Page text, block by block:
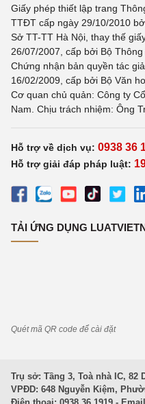
Giấy phép thiết lập trang
TTĐT cấp ngày 29/10/2010
Sở TT-TT Hà Nội, thay thế
26/07/2007, cấp bởi Bộ
Chứng nhận bản quyền tác
16/02/2009, cấp bởi Bộ Văn
Cơ quan chủ quản: Công ty
Nam. Chịu trách nhiệm: Ông
Hỗ trợ về dịch vụ: 0938 36
Hỗ trợ giải đáp pháp luật:
TẢI ỨNG DỤNG
Quét mã QR code để cài đặt
Trụ sở: Tầng 3, Toà nhà IC, 82
VPĐD: 648 Nguyễn Kiệm,